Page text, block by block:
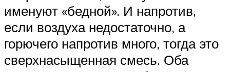
именуют «бедной». И напротив,
если воздуха недостаточно, а
горючего напротив много, тогда это
сверхнасыщенная смесь. Оба